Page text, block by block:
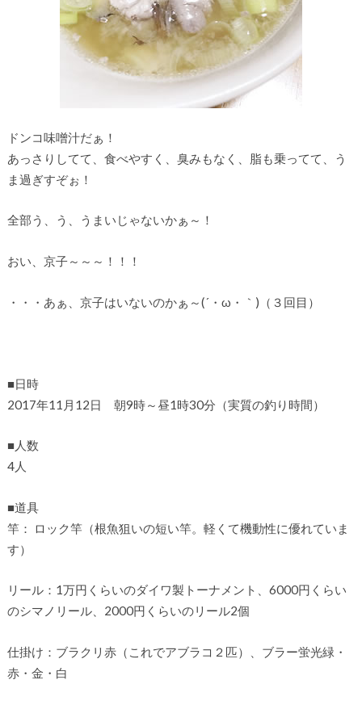
ドンコ味噌汁だぁ！
あっさりしてて、食べやすく、臭みもなく、脂も乗ってて、う
ま過ぎすぞぉ！
全部う、う、うまいじゃないかぁ～！
おい、京子～～～！！！
・・・あぁ、京子はいないのかぁ～(´・ω・｀)（３回目）
■日時
2017年11月12日 朝9時～昼1時30分（実質の釣り時間）
■人数
4人
■道具
竿： ロック竿（根魚狙いの短い竿。軽くて機動性に優れていま
す）
リール：1万円くらいのダイワ製トーナメント、6000円くらい
のシマノリール、2000円くらいのリール2個
仕掛け：ブラクリ赤（これでアブラコ２匹）、ブラー蛍光緑・
赤・金・白